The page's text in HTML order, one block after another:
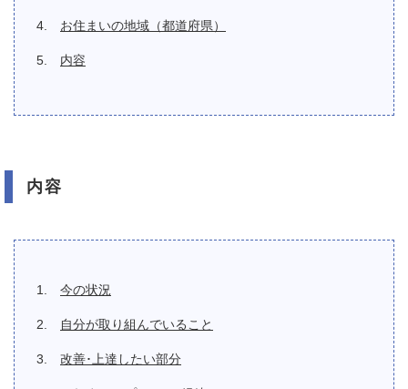
お住まいの地域（都道府県）
内容
内容
今の状況
自分が取り組んでいること
改善･上達したい部分